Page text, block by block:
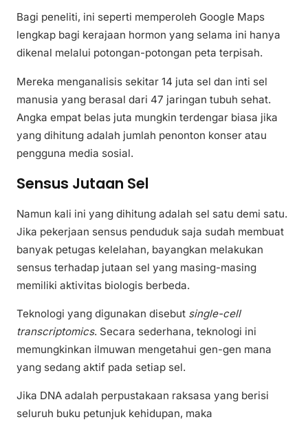
Bagi peneliti, ini seperti memperoleh Google Maps
lengkap bagi kerajaan hormon yang selama ini hanya
dikenal melalui potongan-potongan peta terpisah.
Mereka menganalisis sekitar 14 juta sel dan inti sel
manusia yang berasal dari 47 jaringan tubuh sehat.
Angka empat belas juta mungkin terdengar biasa jika
yang dihitung adalah jumlah penonton konser atau
pengguna media sosial.
Sensus Jutaan Sel
Namun kali ini yang dihitung adalah sel satu demi satu.
Jika pekerjaan sensus penduduk saja sudah membuat
banyak petugas kelelahan, bayangkan melakukan
sensus terhadap jutaan sel yang masing-masing
memiliki aktivitas biologis berbeda.
Teknologi yang digunakan disebut single-cell
transcriptomics. Secara sederhana, teknologi ini
memungkinkan ilmuwan mengetahui gen-gen mana
yang sedang aktif pada setiap sel.
Jika DNA adalah perpustakaan raksasa yang berisi
seluruh buku petunjuk kehidupan, maka